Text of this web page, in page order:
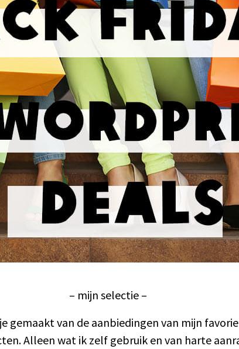
– mijn selectie –
gemaakt van de aanbiedingen van mijn
Alleen wat ik zelf gebruik en van harte